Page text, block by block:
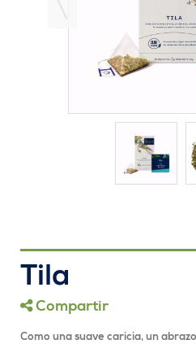
Tila
Compartir
Como una suave caricia, un